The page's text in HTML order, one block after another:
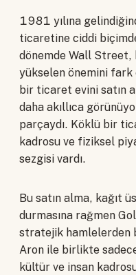
1981 yılına
ticaretine ciddi
dönemde Wall Street,
yükselen önemini fark
bir ticaret evini satın
daha akıllıca
parçaydı. Köklü bir
kadrosu ve fiziksel
sezgisi vardı.
Bu satın alma, kağıt
durmasına rağmen
stratejik hamlelerden
Aron ile birlikte
kültür ve insan